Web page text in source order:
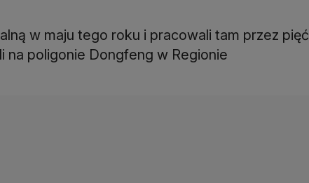
w maju tego roku i pracowali tam przez pięć
na poligonie Dongfeng w Regionie